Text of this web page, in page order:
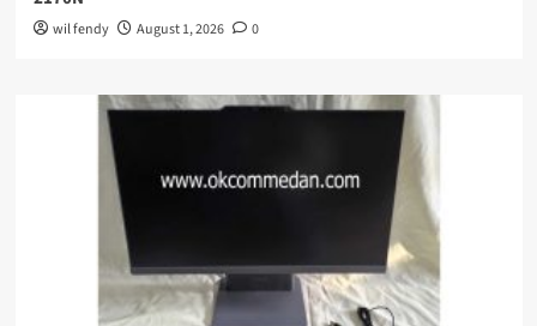
wil fendy August 1, 2026 0